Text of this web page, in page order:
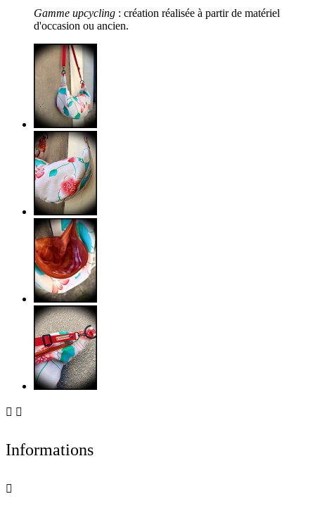
Gamme upcycling : création réalisée à partir de matériel
d'occasion ou ancien.
 
Informations
